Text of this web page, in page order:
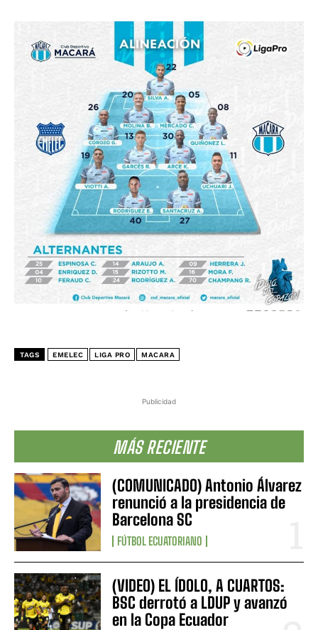
Publicidad
MÁS RECIENTE
(COMUNICADO) Antonio Álvarez
renunció a la presidencia de
Barcelona SC
FÚTBOL ECUATORIANO
(VIDEO) EL ÍDOLO, A CUARTOS:
BSC derrotó a LDUP y avanzó
en la Copa Ecuador
TAGS EMELEC LIGA PRO MACARA